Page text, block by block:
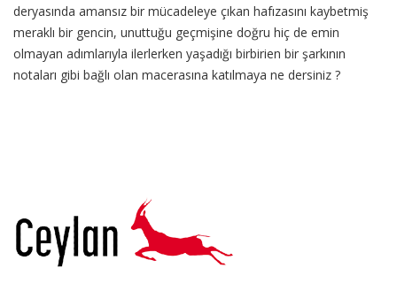
deryasında amansız bir mücadeleye çıkan hafızasını kaybetmiş
meraklı bir gencin, unuttuğu geçmişine doğru hiç de emin
olmayan adımlarıyla ilerlerken yaşadığı birbirien bir şarkının
notaları gibi bağlı olan macerasına katılmaya ne dersiniz ?